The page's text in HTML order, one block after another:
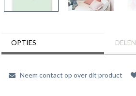
OPTIES DELEN
Neem contact op over dit product